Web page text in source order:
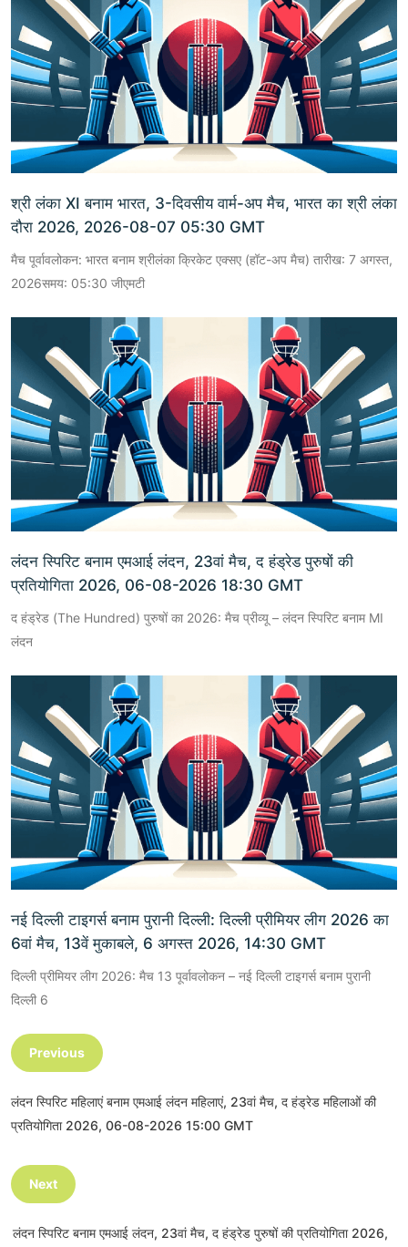
श्री लंका XI बनाम भारत, 3-दिवसीय वार्म-अप मैच, भारत का श्री लंका
दौरा 2026, 2026-08-07 05:30 GMT
मैच पूर्वावलोकन: भारत बनाम श्रीलंका क्रिकेट एक्सए (हॉट-अप मैच) तारीख: 7 अगस्त,
2026समय: 05:30 जीएमटी
लंदन स्पिरिट बनाम एमआई लंदन, 23वां मैच, द हंड्रेड पुरुषों की
प्रतियोगिता 2026, 06-08-2026 18:30 GMT
द हंड्रेड (The Hundred) पुरुषों का 2026: मैच प्रीव्यू – लंदन स्पिरिट बनाम MI
लंदन
नई दिल्ली टाइगर्स बनाम पुरानी दिल्ली: दिल्ली प्रीमियर लीग 2026 का
6वां मैच, 13वें मुकाबले, 6 अगस्त 2026, 14:30 GMT
दिल्ली प्रीमियर लीग 2026: मैच 13 पूर्वावलोकन – नई दिल्ली टाइगर्स बनाम पुरानी
दिल्ली 6
Previous
लंदन स्पिरिट महिलाएं बनाम एमआई लंदन महिलाएं, 23वां मैच, द हंड्रेड महिलाओं की
प्रतियोगिता 2026, 06-08-2026 15:00 GMT
Next
लंदन स्पिरिट बनाम एमआई लंदन, 23वां मैच, द हंड्रेड पुरुषों की प्रतियोगिता 2026,